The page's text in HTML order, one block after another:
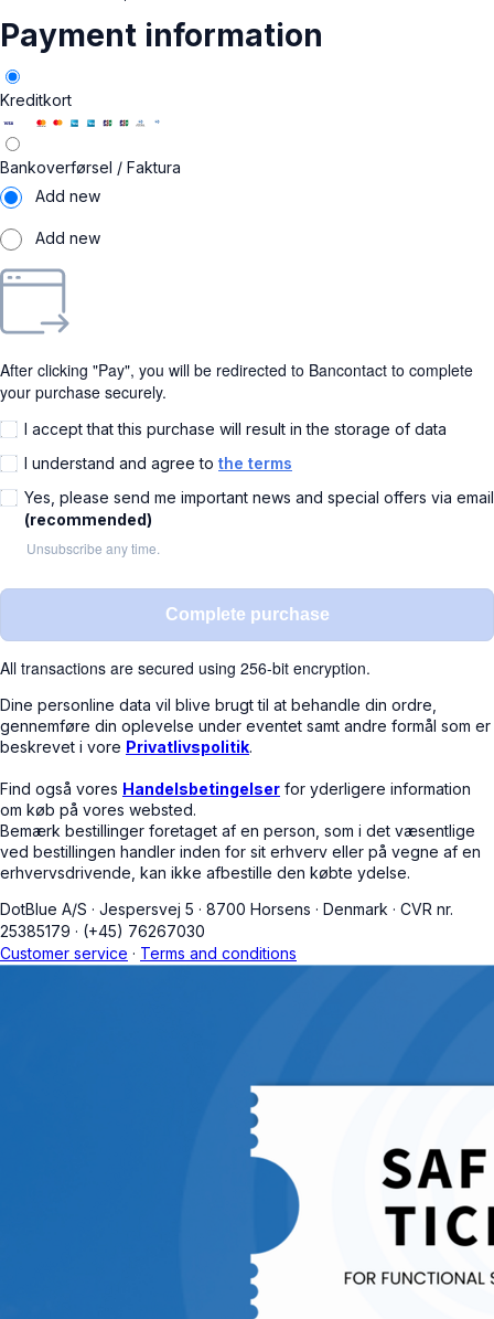
Payment information
Kreditkort
Bankoverførsel / Faktura
Add new
Add new
After clicking "Pay", you will be redirected to Bancontact to complete
your purchase securely.
I accept that this purchase will result in the storage of data
I understand and agree to the terms
Yes, please send me important news and special offers via email
(recommended)
Unsubscribe any time.
Complete purchase
All transactions are secured using 256-bit encryption.
Dine personline data vil blive brugt til at behandle din ordre,
gennemføre din oplevelse under eventet samt andre formål som er
beskrevet i vore Privatlivspolitik.
Find også vores Handelsbetingelser for yderligere information
om køb på vores websted.
Bemærk bestillinger foretaget af en person, som i det væsentlige
ved bestillingen handler inden for sit erhverv eller på vegne af en
erhvervsdrivende, kan ikke afbestille den købte ydelse.
DotBlue A/S · Jespersvej 5 · 8700 Horsens · Denmark · CVR nr.
25385179 · (+45) 76267030
Customer service · Terms and conditions